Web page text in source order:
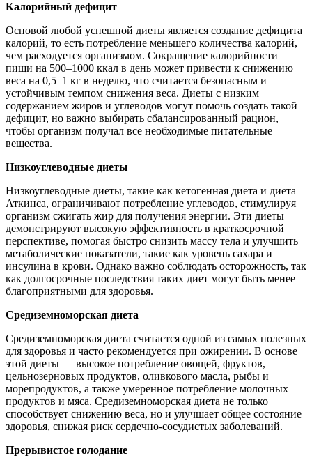
Калорийный дефицит
Основой любой успешной диеты является создание дефицита
калорий, то есть потребление меньшего количества калорий,
чем расходуется организмом. Сокращение калорийности
пищи на 500–1000 ккал в день может привести к снижению
веса на 0,5–1 кг в неделю, что считается безопасным и
устойчивым темпом снижения веса. Диеты с низким
содержанием жиров и углеводов могут помочь создать такой
дефицит, но важно выбирать сбалансированный рацион,
чтобы организм получал все необходимые питательные
вещества.
Низкоуглеводные диеты
Низкоуглеводные диеты, такие как кетогенная диета и диета
Аткинса, ограничивают потребление углеводов, стимулируя
организм сжигать жир для получения энергии. Эти диеты
демонстрируют высокую эффективность в краткосрочной
перспективе, помогая быстро снизить массу тела и улучшить
метаболические показатели, такие как уровень сахара и
инсулина в крови. Однако важно соблюдать осторожность, так
как долгосрочные последствия таких диет могут быть менее
благоприятными для здоровья.
Средиземноморская диета
Средиземноморская диета считается одной из самых полезных
для здоровья и часто рекомендуется при ожирении. В основе
этой диеты — высокое потребление овощей, фруктов,
цельнозерновых продуктов, оливкового масла, рыбы и
морепродуктов, а также умеренное потребление молочных
продуктов и мяса. Средиземноморская диета не только
способствует снижению веса, но и улучшает общее состояние
здоровья, снижая риск сердечно-сосудистых заболеваний.
Прерывистое голодание